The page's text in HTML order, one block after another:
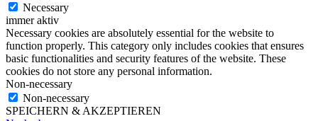
Necessary
immer aktiv
Necessary cookies are absolutely essential for the website to
function properly. This category only includes cookies that ensures
basic functionalities and security features of the website. These
cookies do not store any personal information.
Non-necessary
Non-necessary
SPEICHERN & AKZEPTIEREN